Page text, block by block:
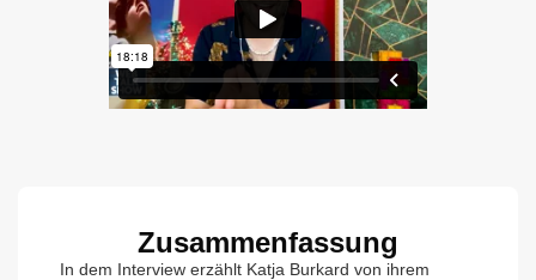
Zusammenfassung
In dem Interview erzählt Katja Burkard von ihrem